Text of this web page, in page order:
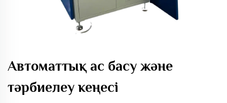
Автоматтық ас басу және
тәрбиелеу кеңесі